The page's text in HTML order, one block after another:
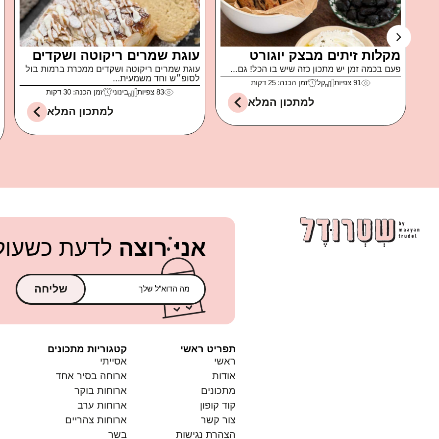
קוביות בייגל
קבלו מתכון חלום לאירוח או סתם לארוחת ערב
או לקופסאות...
למתכון המלא
פטה מטוגנת
איך קרה שאכלתי חבילה שלמה של פטה כבשים
של משק...
99צפיות קל זמן הכנה: 10 דקות
למתכון המלא
אני רוצה לדעת
שליחה
תפריט ראשי
ראשי
אודות
מתכונים
קוד קופון
צור קשר
הצהרת נגישות
קטגוריות מתכונים
אסייתי
ארוחה בסיר אחד
ארוחות בוקר
ארוחות ערב
ארוחות צהריים
בשר